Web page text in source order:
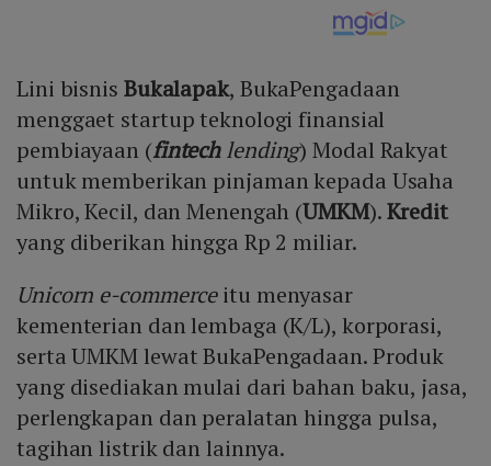
Lini bisnis Bukalapak, BukaPengadaan
menggaet startup teknologi finansial
pembiayaan (fintechlending) Modal Rakyat
untuk memberikan pinjaman kepada Usaha
Mikro, Kecil, dan Menengah (UMKM).Kredit
yang diberikan hingga Rp 2 miliar.
Unicorn e-commerceitu menyasar
kementerian dan lembaga (K/L), korporasi,
serta UMKM lewat BukaPengadaan. Produk
yang disediakan mulai dari bahan baku, jasa,
perlengkapan dan peralatan hingga pulsa,
tagihan listrik dan lainnya.